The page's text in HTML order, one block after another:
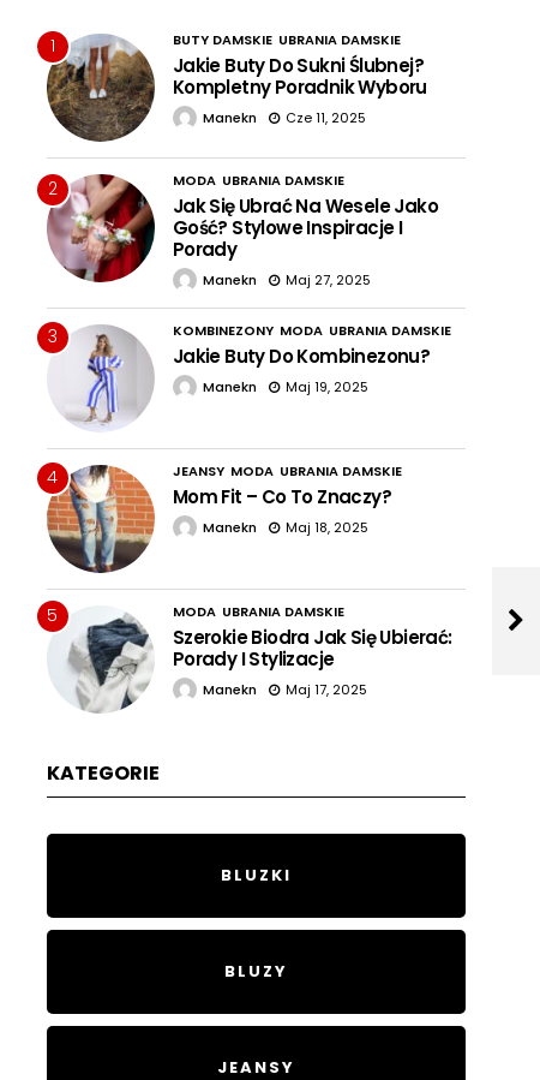
1 BUTY DAMSKIE UBRANIA DAMSKIE
Jakie Buty Do Sukni Ślubnej?
Kompletny Poradnik Wyboru
Manekn Cze 11, 2025
2 MODA UBRANIA DAMSKIE
Jak Się Ubrać Na Wesele Jako
Gość? Stylowe Inspiracje I
Porady
Manekn Maj 27, 2025
3 KOMBINEZONY MODA UBRANIA DAMSKIE
Jakie Buty Do Kombinezonu?
Manekn Maj 19, 2025
4 JEANSY MODA UBRANIA DAMSKIE
Mom Fit – Co To Znaczy?
Manekn Maj 18, 2025
5 MODA UBRANIA DAMSKIE
Szerokie Biodra Jak Się Ubierać:
Porady I Stylizacje
Manekn Maj 17, 2025
KATEGORIE
BLUZKI
BLUZY
JEANSY